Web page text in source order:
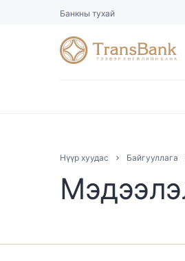
Банкны тухай
Нүүр хуудас Байгууллага